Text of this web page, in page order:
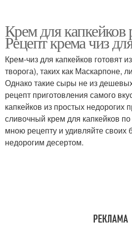
Крем для капкейков
Рецепт крема чиз
Крем-чиз для капкейков готовят
творога), таких как Маскарпоне,
Однако такие сыры не из
рецепт приготовления самого
капкейков из простых недорогих
сливочный крем для капкейков
мною рецепту и удивляйте своих
недорогим десертом.